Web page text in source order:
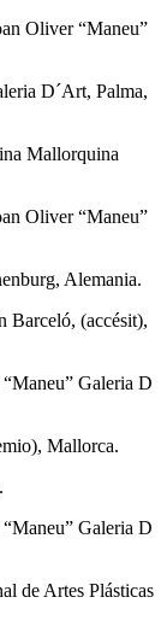
Oliver “Maneu”
D´Art, Palma,
Mallorquina
Oliver “Maneu”
Alemania.
Barceló, (accésit),
Galeria D
Mallorca.
Galeria D
de Artes Plásticas